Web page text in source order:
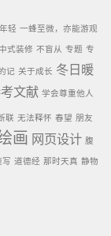
轻 一蜂至微，亦能游观
式装修 不盲从 专题 专
记 关于成长 冬日暖
文献 学会尊重他人
联 无法释怀 春望 朋友
画 网页设计 腹
写 道德经 那时天真 静物